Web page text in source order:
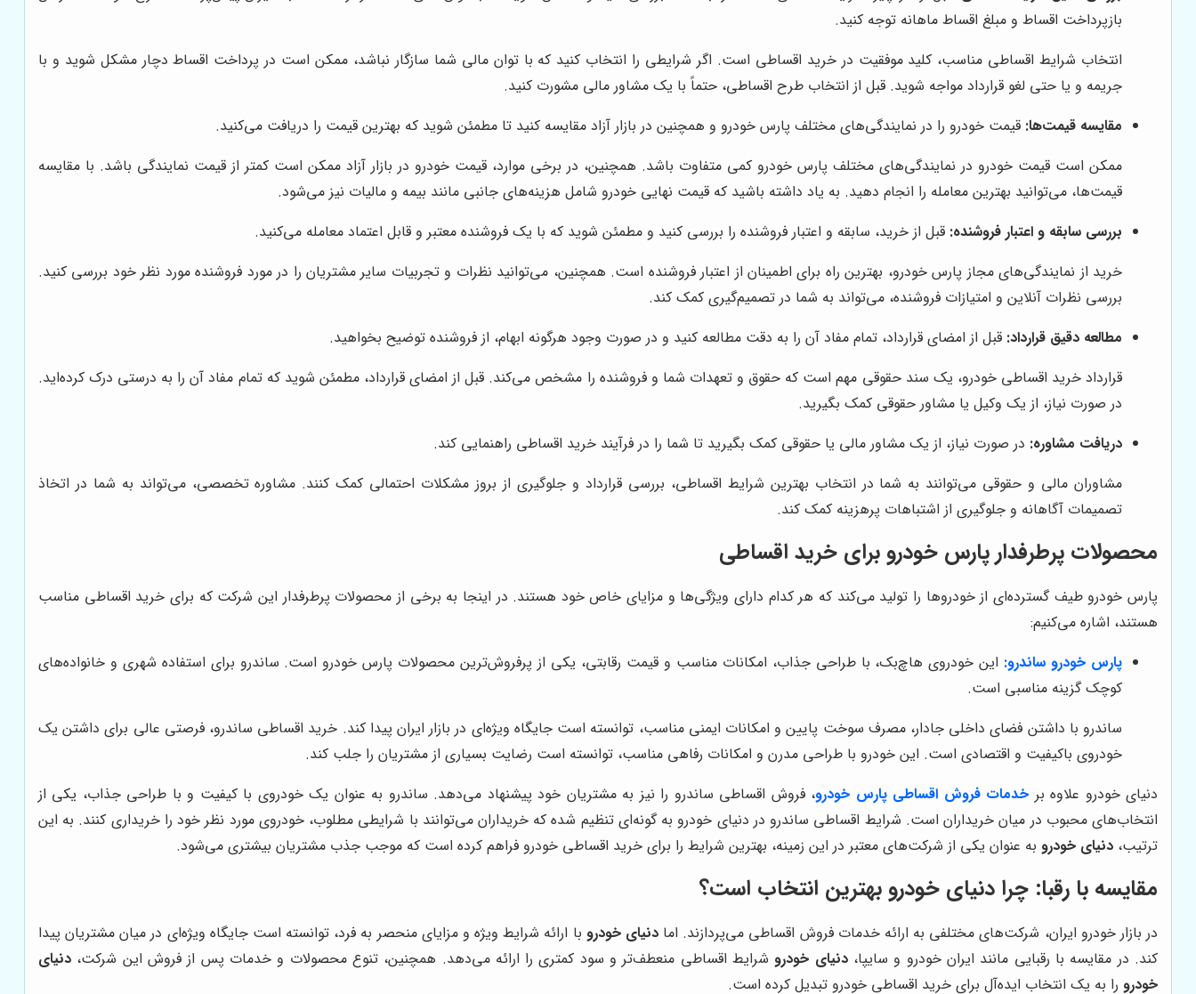
بازپرداخت اقساط و مبلغ اقساط ماهانه توجه کنید.
انتخاب شرایط اقساطی مناسب، کلید موفقیت در خرید اقساطی است. اگر شرایطی را انتخاب کنید که با توان مالی شما سازگار نباشد، ممکن است در پرداخت اقساط دچار مشکل شوید و با
جریمه و یا حتی لغو قرارداد مواجه شوید. قبل از انتخاب طرح اقساطی، حتماً با یک مشاور مالی مشورت کنید.
مقایسه قیمت‌ها: قیمت خودرو را در نمایندگی‌های مختلف پارس خودرو و همچنین در بازار آزاد مقایسه کنید تا مطمئن شوید که بهترین قیمت را دریافت می‌کنید.
ممکن است قیمت خودرو در نمایندگی‌های مختلف پارس خودرو کمی متفاوت باشد. همچنین، در برخی موارد، قیمت خودرو در بازار آزاد ممکن است کمتر از قیمت نمایندگی باشد. با مقایسه
قیمت‌ها، می‌توانید بهترین معامله را انجام دهید. به یاد داشته باشید که قیمت نهایی خودرو شامل هزینه‌های جانبی مانند بیمه و مالیات نیز می‌شود.
بررسی سابقه و اعتبار فروشنده: قبل از خرید، سابقه و اعتبار فروشنده را بررسی کنید و مطمئن شوید که با یک فروشنده معتبر و قابل اعتماد معامله می‌کنید.
خرید از نمایندگی‌های مجاز پارس خودرو، بهترین راه برای اطمینان از اعتبار فروشنده است. همچنین، می‌توانید نظرات و تجربیات سایر مشتریان را در مورد فروشنده مورد نظر خود بررسی کنید.
بررسی نظرات آنلاین و امتیازات فروشنده، می‌تواند به شما در تصمیم‌گیری کمک کند.
مطالعه دقیق قرارداد: قبل از امضای قرارداد، تمام مفاد آن را به دقت مطالعه کنید و در صورت وجود هرگونه ابهام، از فروشنده توضیح بخواهید.
قرارداد خرید اقساطی خودرو، یک سند حقوقی مهم است که حقوق و تعهدات شما و فروشنده را مشخص می‌کند. قبل از امضای قرارداد، مطمئن شوید که تمام مفاد آن را به درستی درک کرده‌اید.
در صورت نیاز، از یک وکیل یا مشاور حقوقی کمک بگیرید.
دریافت مشاوره: در صورت نیاز، از یک مشاور مالی یا حقوقی کمک بگیرید تا شما را در فرآیند خرید اقساطی راهنمایی کند.
مشاوران مالی و حقوقی می‌توانند به شما در انتخاب بهترین شرایط اقساطی، بررسی قرارداد و جلوگیری از بروز مشکلات احتمالی کمک کنند. مشاوره تخصصی، می‌تواند به شما در اتخاذ
تصمیمات آگاهانه و جلوگیری از اشتباهات پرهزینه کمک کند.
محصولات پرطرفدار پارس خودرو برای خرید اقساطی
پارس خودرو طیف گسترده‌ای از خودروها را تولید می‌کند که هر کدام دارای ویژگی‌ها و مزایای خاص خود هستند. در اینجا به برخی از محصولات پرطرفدار این شرکت که برای خرید اقساطی مناسب
هستند، اشاره می‌کنیم:
پارس خودرو ساندرو: این خودروی هاچ‌بک، با طراحی جذاب، امکانات مناسب و قیمت رقابتی، یکی از پرفروش‌ترین محصولات پارس خودرو است. ساندرو برای استفاده شهری و خانواده‌های
کوچک گزینه مناسبی است.
ساندرو با داشتن فضای داخلی جادار، مصرف سوخت پایین و امکانات ایمنی مناسب، توانسته است جایگاه ویژه‌ای در بازار ایران پیدا کند. خرید اقساطی ساندرو، فرصتی عالی برای داشتن یک
خودروی باکیفیت و اقتصادی است. این خودرو با طراحی مدرن و امکانات رفاهی مناسب، توانسته است رضایت بسیاری از مشتریان را جلب کند.
دنیای خودرو علاوه بر خدمات فروش اقساطی پارس خودرو، فروش اقساطی ساندرو را نیز به مشتریان خود پیشنهاد می‌دهد. ساندرو به عنوان یک خودروی با کیفیت و با طراحی جذاب، یکی از
انتخاب‌های محبوب در میان خریداران است. شرایط اقساطی ساندرو در دنیای خودرو به گونه‌ای تنظیم شده که خریداران می‌توانند با شرایطی مطلوب، خودروی مورد نظر خود را خریداری کنند. به این
ترتیب، دنیای خودرو به عنوان یکی از شرکت‌های معتبر در این زمینه، بهترین شرایط را برای خرید اقساطی خودرو فراهم کرده است که موجب جذب مشتریان بیشتری می‌شود.
مقایسه با رقبا: چرا دنیای خودرو بهترین انتخاب است؟
در بازار خودرو ایران، شرکت‌های مختلفی به ارائه خدمات فروش اقساطی می‌پردازند. امادنیای خودرو با ارائه شرایط ویژه و مزایای منحصر به فرد، توانسته است جایگاه ویژه‌ای در میان مشتریان پیدا
کند. در مقایسه با رقبایی مانند ایران خودرو و سایپا،دنیای خودرو شرایط اقساطی منعطف‌تر و سود کمتری را ارائه می‌دهد. همچنین، تنوع محصولات و خدمات پس از فروش این شرکت،دنیای
خودرو را به یک انتخاب ایده‌آل برای خرید اقساطی خودرو تبدیل کرده است.